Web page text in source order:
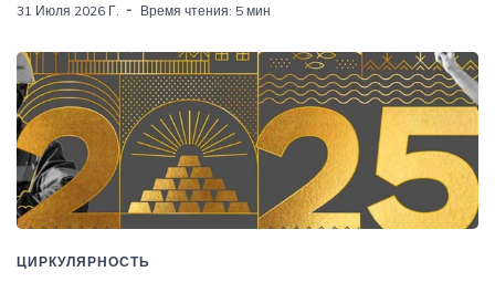
31 Июля 2026 Г. Время чтения: 5 мин
ЦИРКУЛЯРНОСТЬ